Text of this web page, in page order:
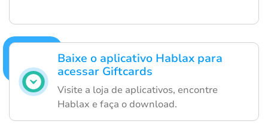
Baixe o aplicativo Hablax para
acessar Giftcards
Visite a loja de aplicativos, encontre
Hablax e faça o download.